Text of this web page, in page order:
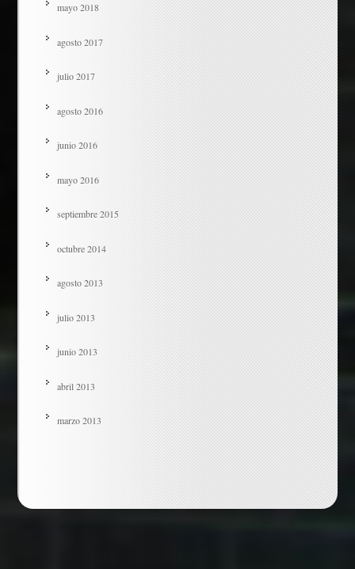
mayo 2018
agosto 2017
julio 2017
agosto 2016
junio 2016
mayo 2016
septiembre 2015
octubre 2014
agosto 2013
julio 2013
junio 2013
abril 2013
marzo 2013